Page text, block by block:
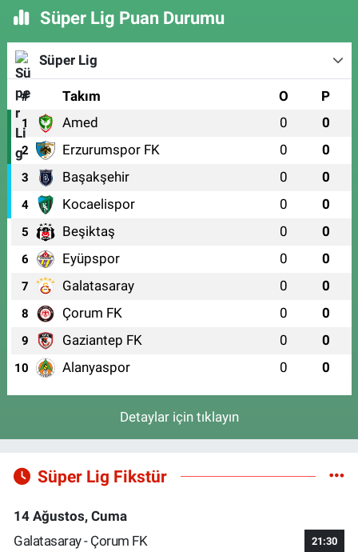
Süper Lig Puan Durumu
Süper Lig
# Takım O P
1 Amed 0 0
2 Erzurumspor FK 0 0
3 Başakşehir 0 0
4 Kocaelispor 0 0
5 Beşiktaş 0 0
6 Eyüpspor 0 0
7 Galatasaray 0 0
8 Çorum FK 0 0
9 Gaziantep FK 0 0
10 Alanyaspor 0 0
Detaylar için tıklayın
Süper Lig Fikstür
14 Ağustos, Cuma
Galatasaray - Çorum FK
21:30